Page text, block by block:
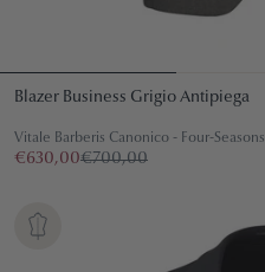
Blazer Business Grigio Antipiega
Vitale Barberis Canonico - Four-Seasons
€630,00€700,00